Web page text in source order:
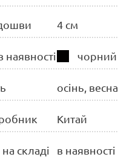
4 см
чорний
осінь, весна
Китай
складі в наявності